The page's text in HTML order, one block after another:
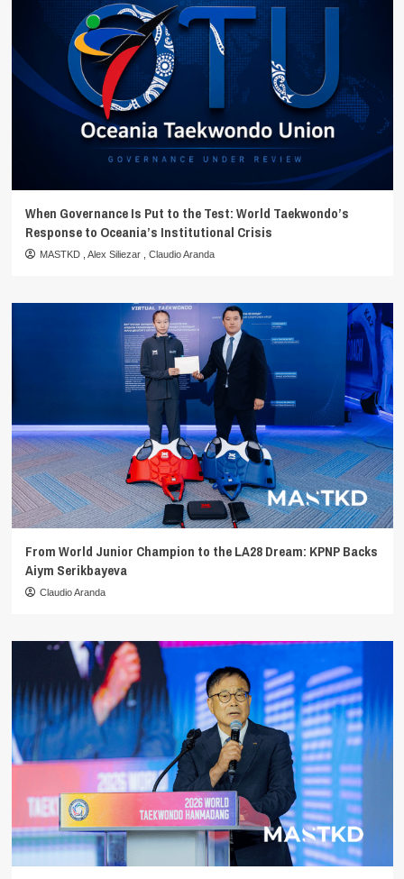
When Governance Is Put to the Test: World Taekwondo’s
Response to Oceania’s Institutional Crisis
MASTKD Alex Siliezar Claudio Aranda
From World Junior Champion to the LA28 Dream: KPNP Backs
Aiym Serikbayeva
Claudio Aranda